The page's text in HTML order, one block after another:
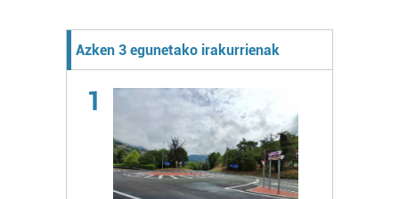
Azken 3 egunetako irakurrienak
1